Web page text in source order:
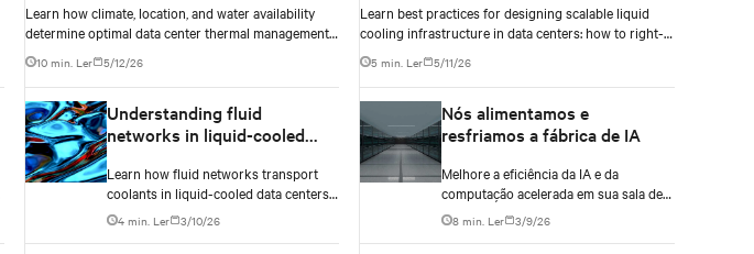
Learn how climate, location, and water availability
determine optimal data center thermal management
approaches and why higher chip temperatures don’t
always mean facilities should implement
compressor-less cooling.
10 min. Ler 5/12/26
Understanding fluid
networks in liquid-cooled
data centers: A complete
guide
Learn how fluid networks transport
coolants in liquid-cooled data centers
by understanding the three critical
layers—facility loop, row manifolds,
4 min. Ler 3/10/26
Learn best practices for designing scalable liquid
cooling infrastructure in data centers: how to right-
size fluid networks, plan CDU capacity, and use
modular design to support future growth without
costly retrofits.
5 min. Ler 5/11/26
Nós alimentamos e
resfriamos a fábrica de IA
Melhore a eficiência da IA e da
computação acelerada em sua sala de
dados por meio das avançadas
tecnologias de alimentação de energia
8 min. Ler 3/9/26